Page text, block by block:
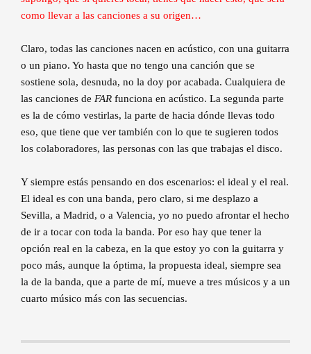
como llevar a las canciones a su origen…
Claro, todas las canciones nacen en acústico, con una guitarra
o un piano. Yo hasta que no tengo una canción que se
sostiene sola, desnuda, no la doy por acabada. Cualquiera de
las canciones de FAR funciona en acústico. La segunda parte
es la de cómo vestirlas, la parte de hacia dónde llevas todo
eso, que tiene que ver también con lo que te sugieren todos
los colaboradores, las personas con las que trabajas el disco.
Y siempre estás pensando en dos escenarios: el ideal y el real.
El ideal es con una banda, pero claro, si me desplazo a
Sevilla, a Madrid, o a Valencia, yo no puedo afrontar el hecho
de ir a tocar con toda la banda. Por eso hay que tener la
opción real en la cabeza, en la que estoy yo con la guitarra y
poco más, aunque la óptima, la propuesta ideal, siempre sea
la de la banda, que a parte de mí, mueve a tres músicos y a un
cuarto músico más con las secuencias.